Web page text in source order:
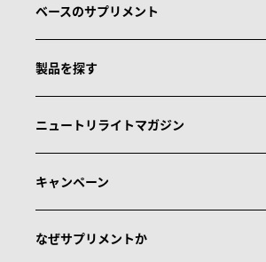
ベースのサプリメント
製品を探す
ニュートリライトマガジン
キャンペーン
なぜサプリメントか